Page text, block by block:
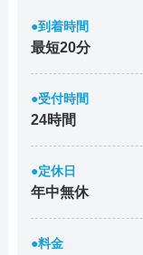
●到着時間
最短20分
●受付時間
24時間
●定休日
年中無休
●料金